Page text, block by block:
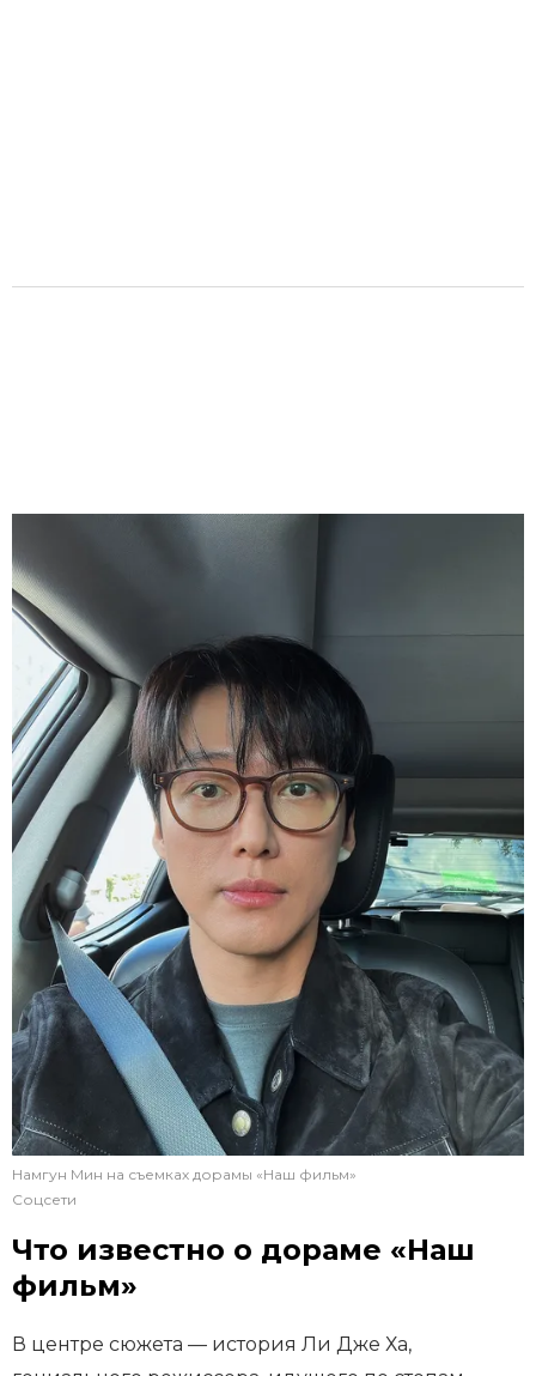
Намгун Мин на съемках дорамы «Наш фильм»
Соцсети
Что известно о дораме «Наш
фильм»
В центре сюжета — история Ли Дже Ха,